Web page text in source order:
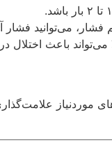
فشار، می‌توانید
می‌تواند باعث
موردنیاز